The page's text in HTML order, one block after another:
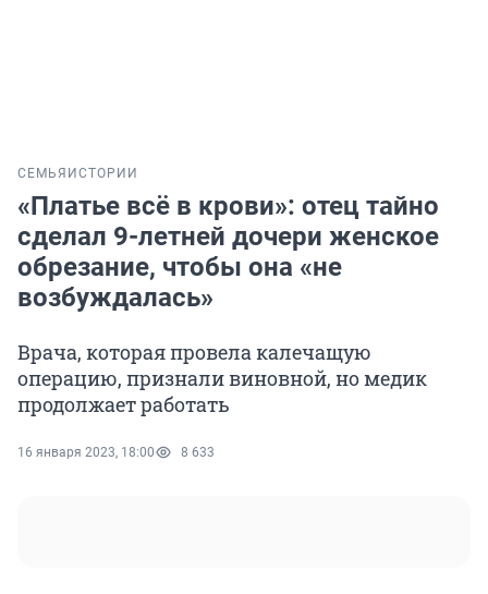
СЕМЬЯ ИСТОРИИ
«Платье всё в крови»: отец тайно
сделал 9-летней дочери женское
обрезание, чтобы она «не
возбуждалась»
Врача, которая провела калечащую
операцию, признали виновной, но медик
продолжает работать
16 января 2023, 18:00 8 633